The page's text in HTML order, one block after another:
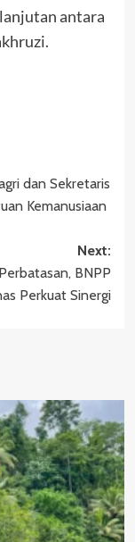
antara
dan Sekretaris
Kemanusiaan
Next:
BNPP
Perkuat Sinergi